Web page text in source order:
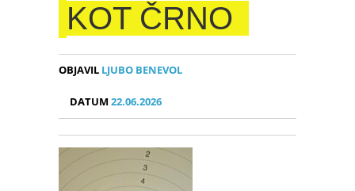
KOT ČRNO
OBJAVIL LJUBO BENEVOL
DATUM22.06.2026